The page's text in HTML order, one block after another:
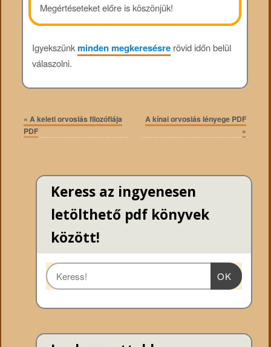
Megértéseteket előre is köszönjük!
Igyekszünkminden megkeresésrerövid időn belül
válaszolni.
« A keleti orvoslás filozófiája
PDF
A kínai orvoslás lényege PDF
»
Keress az ingyenesen
letölthető pdf könyvek
között!
OK